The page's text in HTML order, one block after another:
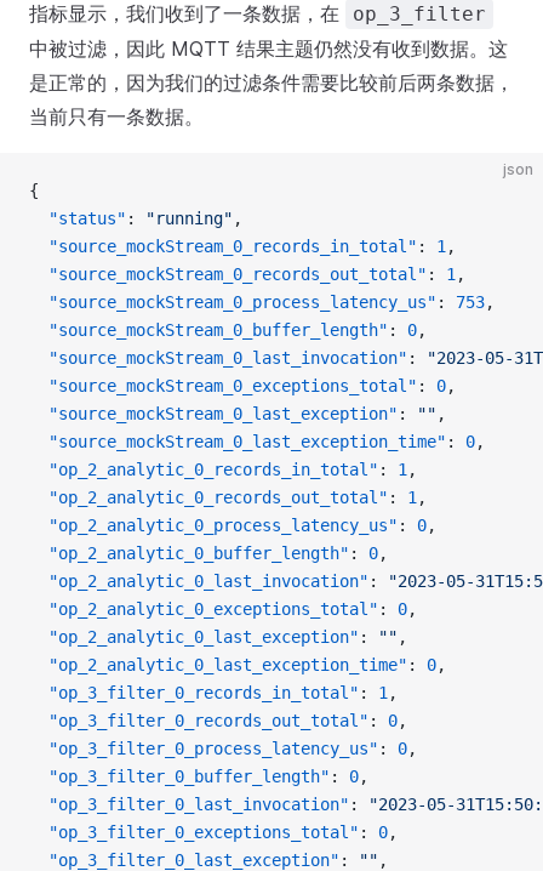
指标显示，我们收到了一条数据，在
op_3_filter
中被过滤，因此 MQTT 结果主题仍然没有收到数据。这
是正常的，因为我们的过滤条件需要比较前后两条数据，
当前只有一条数据。
json
{
  "status"
: "running" ,
  "source_mockStream_0_records_in_total"
: 1 ,
  "source_mockStream_0_records_out_total"
: 1 ,
  "source_mockStream_0_process_latency_us"
: 753,
  "source_mockStream_0_buffer_length"
: 0,
  "source_mockStream_0_last_invocation"
:
"2023-05-
  "source_mockStream_0_exceptions_total"
: 0,
  "source_mockStream_0_last_exception"
: "" ,
  "source_mockStream_0_last_exception_time"
: 0,
  "op_2_analytic_0_records_in_total"
: 1 ,
  "op_2_analytic_0_records_out_total"
: 1 ,
  "op_2_analytic_0_process_latency_us"
: 0,
  "op_2_analytic_0_buffer_length"
: 0,
  "op_2_analytic_0_last_invocation"
:
"2023-05-
  "op_2_analytic_0_exceptions_total"
: 0,
  "op_2_analytic_0_last_exception"
: "" ,
  "op_2_analytic_0_last_exception_time"
: 0,
  "op_3_filter_0_records_in_total"
: 1 ,
  "op_3_filter_0_records_out_total"
: 0,
  "op_3_filter_0_process_latency_us"
: 0,
  "op_3_filter_0_buffer_length"
: 0,
  "op_3_filter_0_last_invocation"
:
"2023-05-
  "op_3_filter_0_exceptions_total"
: 0,
  "op_3_filter_0_last_exception"
: "" ,